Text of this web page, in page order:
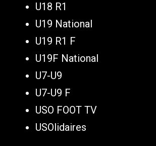
U18 R1
U19 National
U19 R1 F
U19F National
U7-U9
U7-U9 F
USO FOOT TV
USOlidaires